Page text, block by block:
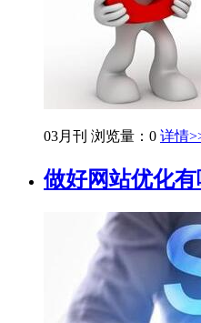
03月刊 浏览量：0 详情
做好网站优化